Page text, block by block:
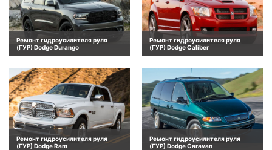
Ремонт гидроусилителя руля
(ГУР) Dodge Durango
Ремонт гидроусилителя руля
(ГУР) Dodge Caliber
Ремонт гидроусилителя руля
(ГУР) Dodge Ram
Ремонт гидроусилителя руля
(ГУР) Dodge Caravan